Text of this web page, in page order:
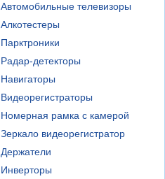
Автомобильные телевизоры
Алкотестеры
Парктроники
Радар-детекторы
Навигаторы
Видеорегистраторы
Номерная рамка с камерой
Зеркало видеорегистратор
Держатели
Инверторы